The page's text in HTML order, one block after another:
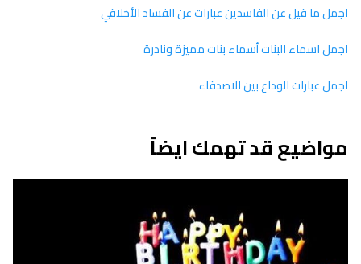
اجمل ما قيل عن الفاسدين عبارات عن الفساد الأخلاقي
اجمل اسماء البنات أسماء بنات مميزة ونادرة
اجمل عبارات الوداع بين الاصدقاء
مواضيع قد تهمك ايضاً